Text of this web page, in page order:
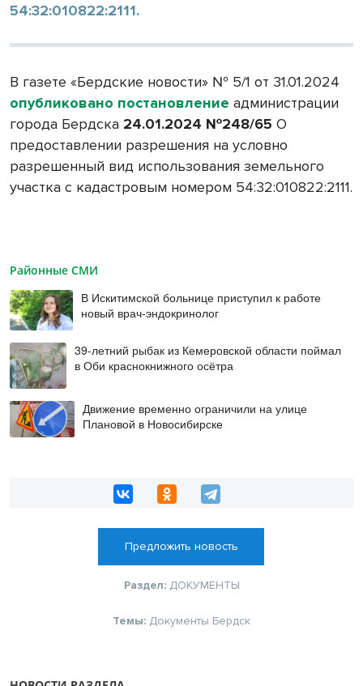
54:32:010822:2111.
В газете «Бердские новости» № 5/1 от 31.01.2024
опубликовано постановление администрации
города Бердска 24.01.2024 №248/65 О
предоставлении разрешения на условно
разрешенный вид использования земельного
участка с кадастровым номером 54:32:010822:2111.
Районные СМИ
В Искитимской больнице приступил к работе
новый врач-эндокринолог
39-летний рыбак из Кемеровской области поймал
в Оби краснокнижного осётра
Движение временно ограничили на улице
Плановой в Новосибирске
Предложить новость
Раздел: ДОКУМЕНТЫ
Темы: Документы Бердск